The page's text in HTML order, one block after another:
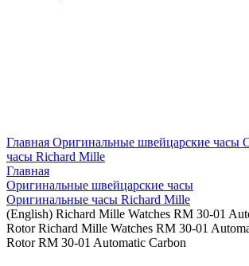
Главная Оригинальные швейцарские часы
часы Richard Mille
Главная
Оригинальные швейцарские часы
Оригинальные часы Richard Mille
(English) Richard Mille Watches RM 30-01
Rotor Richard Mille Watches RM 30-01
Rotor RM 30-01 Automatic Carbon